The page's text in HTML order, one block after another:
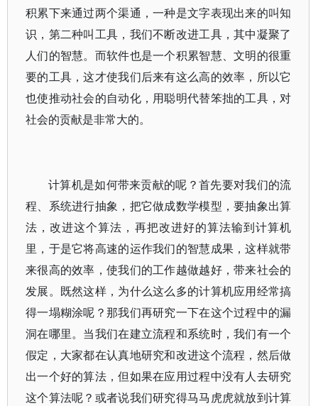
积累下来通过两个渠通，一种是文字表现出来的叫知
识，第二种叫工具，我们不断改进工具，其中凝聚了
人们的智慧。而软件也是一个积累智慧、文明的很重
要的工具，这才使我们后来有这么高的效率，所以它
也使推动社会的自动化，用聪明代替笨拙的工具，对
社会的贡献是非常大的。
计算机是如何带来贡献的呢？首先要对我们的流
程、系统进行抽象，把它做成数学模型，要抽象出算
法，改进这个算法，再把改进好的算法输到计算机
里，于是它将高速的运作我们的智慧成果，这样就带
来很高的效率，使我们的工作越做越好，带来社会的
发展。既然这样，为什么这么多的计算机应用经常搞
得一塌糊涂呢？那我们再研究一下在这个过程中的漏
洞在哪里。当我们在建立流程和系统时，我们有一个
假定，大家都在认真地研究和改进这个流程，然后做
出一个好的算法，但如果在应用过程中没有人去研究
这个算法呢？或者说我们研究得马马虎虎就放到计算